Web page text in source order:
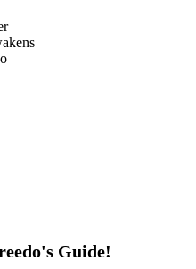
Guide!